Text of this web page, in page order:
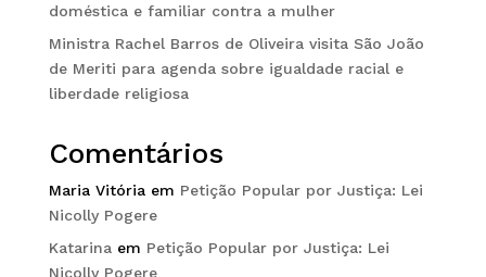
doméstica e familiar contra a mulher
Ministra Rachel Barros de Oliveira visita São João
de Meriti para agenda sobre igualdade racial e
liberdade religiosa
Comentários
Maria Vitóriaem Petição Popular por Justiça: Lei
Nicolly Pogere
Katarinaem Petição Popular por Justiça: Lei
Nicolly Pogere